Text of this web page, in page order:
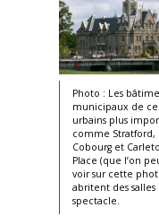
Photo : Les
municipaux de
urbains plus
comme Stratford,
Cobourg et
Place (que l’on
voir sur cette
abritent des salles
spectacle.